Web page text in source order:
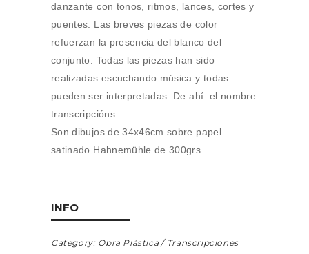
danzante con tonos, ritmos, lances, cortes y
puentes. Las breves piezas de color
refuerzan la presencia del blanco del
conjunto. Todas las piezas han sido
realizadas escuchando música y todas
pueden ser interpretadas. De ahí el nombre
transcripcións.
Son dibujos de 34x46cm sobre papel
satinado Hahnemühle de 300grs.
INFO
Category: Obra Plástica Transcripciones